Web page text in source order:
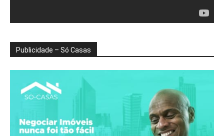
Publicidade – Só Casas